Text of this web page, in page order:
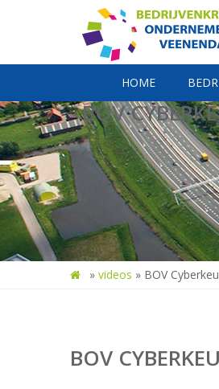
HOME
BOV
» videos » BOV
BOV